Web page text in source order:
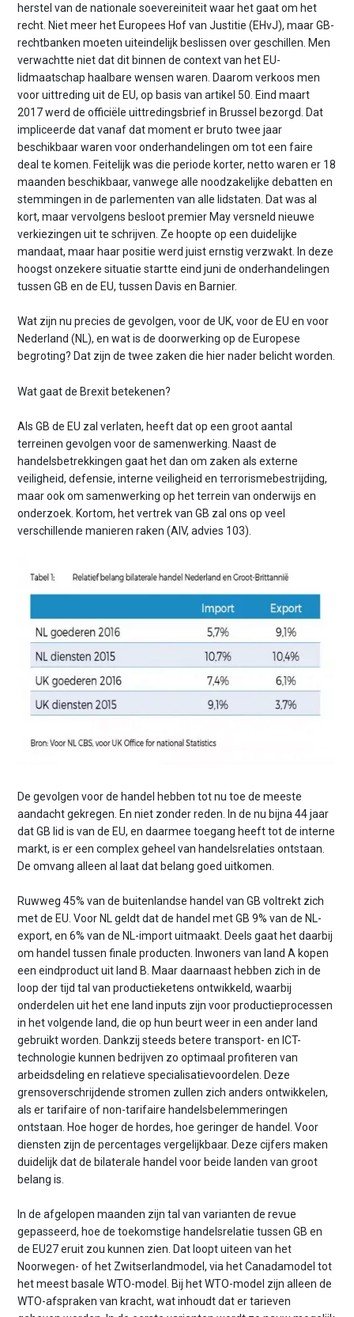
herstel van de nationale soevereiniteit waar het gaat om het
recht. Niet meer het Europees Hof van Justitie (EHvJ), maar GB-
rechtbanken moeten uiteindelijk beslissen over geschillen. Men
verwachtte niet dat dit binnen de context van het EU-
lidmaatschap haalbare wensen waren. Daarom verkoos men
voor uittreding uit de EU, op basis van artikel 50. Eind maart
2017 werd de officiële uittredingsbrief in Brussel bezorgd. Dat
impliceerde dat vanaf dat moment er bruto twee jaar
beschikbaar waren voor onderhandelingen om tot een faire
deal te komen. Feitelijk was die periode korter, netto waren er 18
maanden beschikbaar, vanwege alle noodzakelijke debatten en
stemmingen in de parlementen van alle lidstaten. Dat was al
kort, maar vervolgens besloot premier May versneld nieuwe
verkiezingen uit te schrijven. Ze hoopte op een duidelijke
mandaat, maar haar positie werd juist ernstig verzwakt. In deze
hoogst onzekere situatie startte eind juni de onderhandelingen
tussen GB en de EU, tussen Davis en Barnier.
Wat zijn nu precies de gevolgen, voor de UK, voor de EU en voor
Nederland (NL), en wat is de doorwerking op de Europese
begroting? Dat zijn de twee zaken die hier nader belicht worden.
Wat gaat de Brexit betekenen?
Als GB de EU zal verlaten, heeft dat op een groot aantal
terreinen gevolgen voor de samenwerking. Naast de
handelsbetrekkingen gaat het dan om zaken als externe
veiligheid, defensie, interne veiligheid en terrorismebestrijding,
maar ook om samenwerking op het terrein van onderwijs en
onderzoek. Kortom, het vertrek van GB zal ons op veel
verschillende manieren raken (AIV, advies 103).
De gevolgen voor de handel hebben tot nu toe de meeste
aandacht gekregen. En niet zonder reden. In de nu bijna 44 jaar
dat GB lid is van de EU, en daarmee toegang heeft tot de interne
markt, is er een complex geheel van handelsrelaties ontstaan.
De omvang alleen al laat dat belang goed uitkomen.
Ruwweg 45% van de buitenlandse handel van GB voltrekt zich
met de EU. Voor NL geldt dat de handel met GB 9% van de NL-
export, en 6% van de NL-import uitmaakt. Deels gaat het daarbij
om handel tussen finale producten. Inwoners van land A kopen
een eindproduct uit land B. Maar daarnaast hebben zich in de
loop der tijd tal van productie­ketens ontwikkeld, waarbij
onderdelen uit het ene land inputs zijn voor productieprocessen
in het volgende land, die op hun beurt weer in een ander land
gebruikt worden. Dankzij steeds betere transport- en ICT-
technologie kunnen bedrijven zo optimaal profiteren van
arbeidsdeling en relatieve specialisatie­voordelen. Deze
grensoverschrijdende stromen zullen zich anders ontwikkelen,
als er tarifaire of non-tarifaire handelsbelemmeringen
ontstaan. Hoe hoger de hordes, hoe geringer de handel. Voor
diensten zijn de percentages vergelijkbaar. Deze cijfers maken
duidelijk dat de bilaterale handel voor beide landen van groot
belang is.
In de afgelopen maanden zijn tal van varianten de revue
gepasseerd, hoe de toekomstige handelsrelatie tussen GB en
de EU27 eruit zou kunnen zien. Dat loopt uiteen van het
Noorwegen- of het Zwitserlandmodel, via het Canadamodel tot
het meest basale WTO-model. Bij het WTO-model zijn alleen de
WTO-afspraken van kracht, wat inhoudt dat er tarieven